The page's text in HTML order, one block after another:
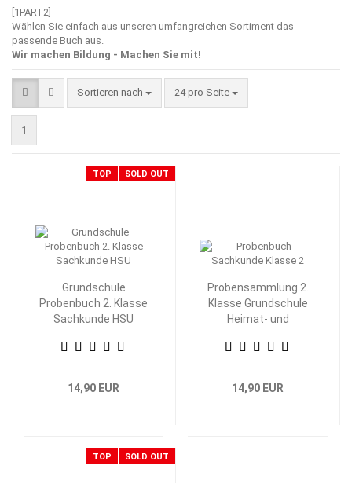
[1PART2]
Wählen Sie einfach aus unseren umfangreichen Sortiment das
passende Buch aus.
Wir machen Bildung - Machen Sie mit!
Sortieren nach
Sortieren nach 24 pro Seite
pro Seite
1
TOP SOLD OUT
Grundschule
Probenbuch 2. Klasse
Sachkunde HSU
14,90 EUR
Probensammlung 2.
Klasse Grundschule
Heimat- und
14,90 EUR
TOP SOLD OUT